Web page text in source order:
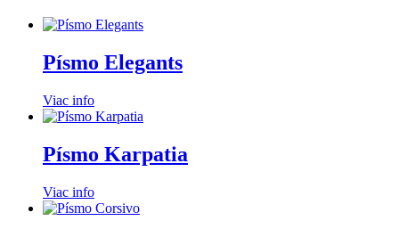
Písmo Elegants
Viac info
Písmo Karpatia
Viac info